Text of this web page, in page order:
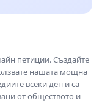
петиции. Създайте
нашата мощна
всеки ден и са
от обществото и